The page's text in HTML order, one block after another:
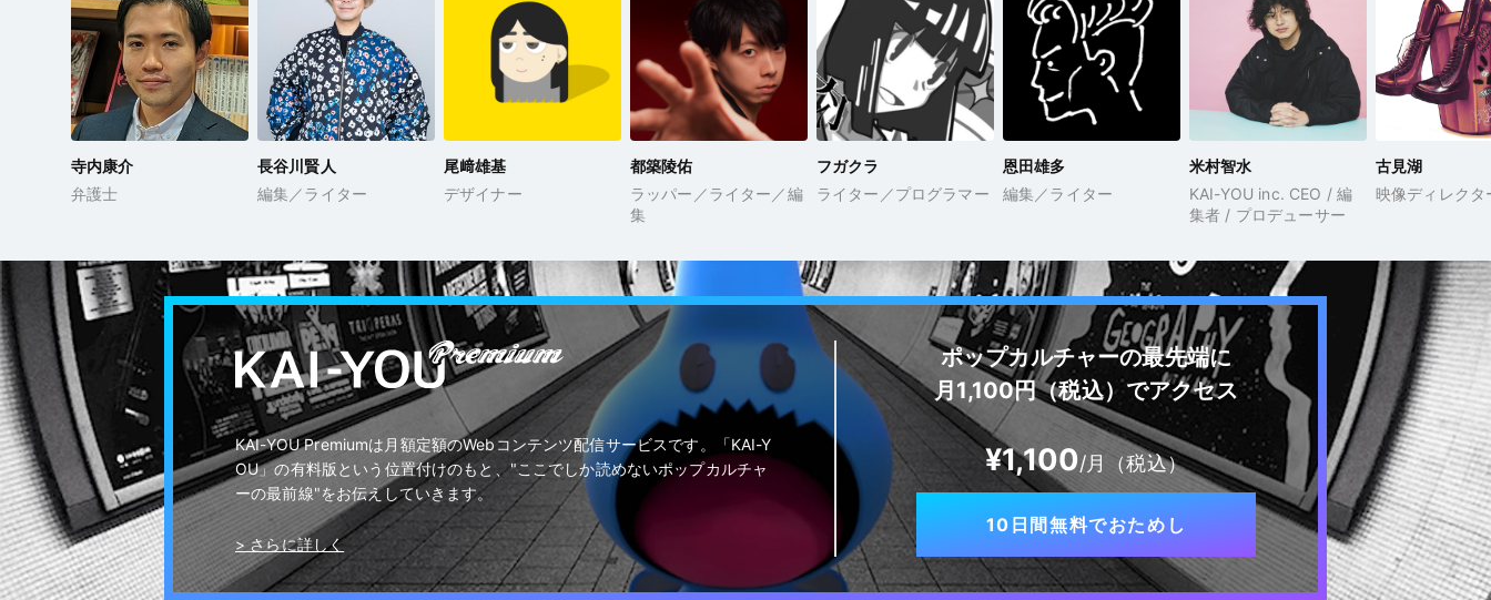
寺内康介
弁護士
長谷川賢人
編集／ライター
尾﨑雄基
デザイナー
都築陵佑
ラッパー／ライター／編
集
フガクラ
ライター／プログラマー
恩田雄多
編集／ライター
米村智水
KAI-YOU inc. CEO / 編
集者 / プロデューサー
古見湖
映像ディレクタ
KAI-YOU Premiumは月額定額のWebコンテンツ配信サービスです。「KAI-Y
OU」の有料版という位置付けのもと、"ここでしか読めないポップカルチャ
ーの最前線"をお伝えしていきます。
> さらに詳しく
ポップカルチャーの最先端に
月1,100円（税込）でアクセス
¥1,100/月（税込）
10日間無料でおためし